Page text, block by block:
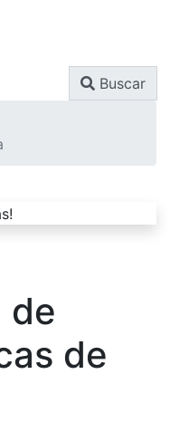
Buscar
de
de